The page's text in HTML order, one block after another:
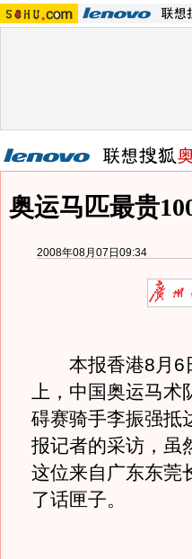
奥运马匹最贵
2008年08月07日09:34
本报香港8月6日
上，中国奥运马术
碍赛骑手李振强抵
报记者的采访，虽
这位来自广东东莞
了话匣子。